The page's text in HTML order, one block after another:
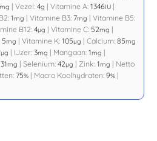
mg |Vezel:4g |Vitamine A:1346IU |
1mg |Vitamine B3: 7mg |Vitamine B5:
B12:4µg |Vitamine C: 52mg |
5mg |Vitamine K:105µg |Calcium:85mg
µg | IJzer:3mg | Mangaan:1mg |
mg |Selenium:42µg | Zink:1mg | Netto
75% | Macro Koolhydraten:9% |